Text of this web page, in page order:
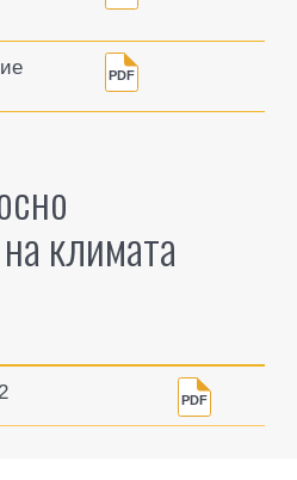
климата